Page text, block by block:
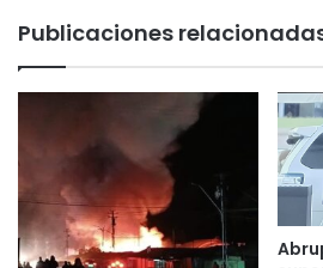
Publicaciones